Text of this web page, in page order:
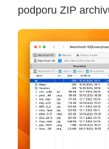
podporu ZIP